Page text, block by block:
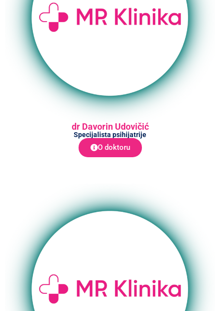
dr Davorin Udovičić
Specijalista psihijatrije
O doktoru